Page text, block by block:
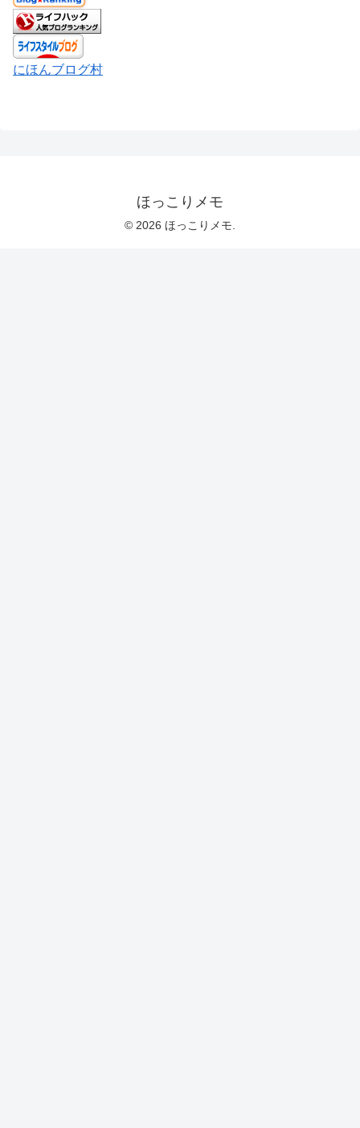
にほんブログ村
ほっこりメモ
© 2026 ほっこりメモ.